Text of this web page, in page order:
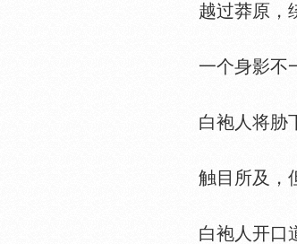
越过莽原，绕
一个身影不一
白袍人将胁下
触目所及，
白袍人开口道